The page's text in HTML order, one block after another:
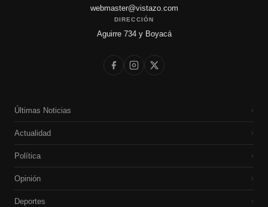
webmaster@vistazo.com
DIRECCIÓN
Aguirre 734 y Boyacá
Últimas Noticias ›
Actualidad ›
Política ›
Opinión ›
Deportes ›